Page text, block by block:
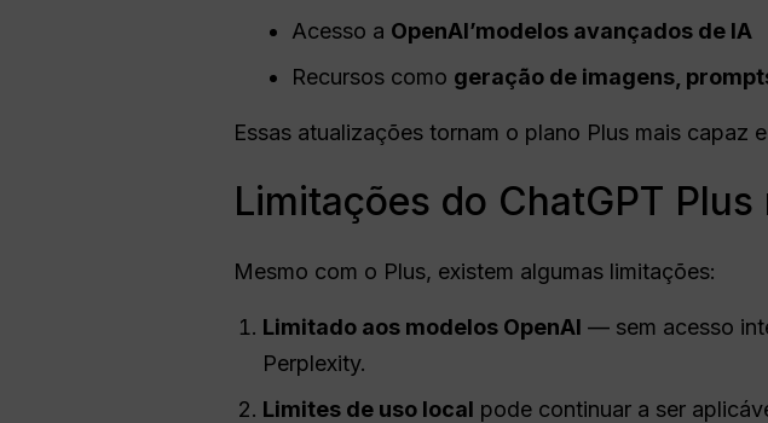
Acesso a OpenAI’modelos avançados de IA
Recursos como geração de imagens,
Essas atualizações tornam o plano Plus mais capaz
Limitações do ChatGPT Plus
Mesmo com o Plus, existem algumas limitações:
Limitado aos modelos OpenAI — sem acesso
Perplexity.
Limites de uso local pode continuar a ser